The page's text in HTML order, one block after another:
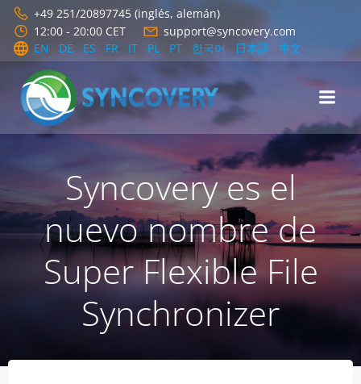
Saltar
contenido
+49 251/20897745 (inglés, alemán)
12:00 - 20:00 CET
support@syncovery.com
EN
DE ES FR IT PL PT 한국어 日本語 中文
Syncovery es el
nuevo nombre de
Super Flexible File
Synchronizer